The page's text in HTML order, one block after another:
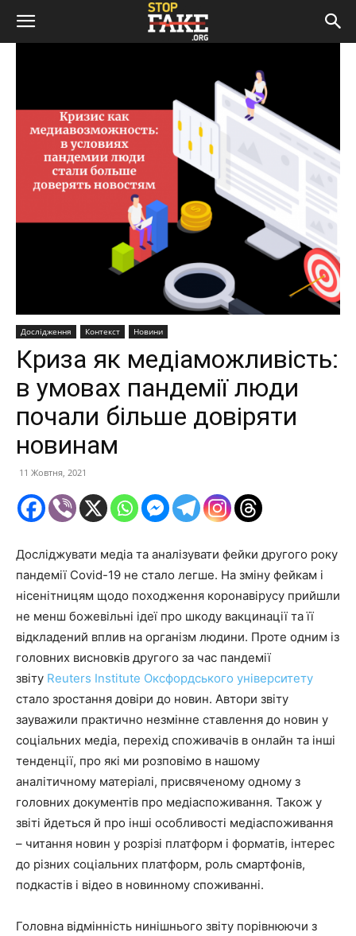
Дослідження Контекст Новини
Криза як медіаможливість:
в умовах пандемії люди
почали більше довіряти
новинам
11 Жовтня, 2021
Досліджувати медіа та аналізувати фейки другого року
пандемії Covid-19 не стало легше. На зміну фейкам і
нісенітницям щодо походження коронавірусу прийшли
не менш божевільні ідеї про шкоду вакцинації та її
відкладений вплив на організм людини. Проте одним із
головних висновків другого за час пандемії
звіту Reuters Institute Оксфордського університету
стало зростання довіри до новин. Автори звіту
зауважили практично незмінне ставлення до новин у
соціальних медіа, перехід споживачів в онлайн та інші
тенденції, про які ми розповімо в нашому
аналітичному матеріалі, присвяченому одному з
головних документів про медіаспоживання. Також у
звіті йдеться й про інші особливості медіаспоживання
– читання новин у розрізі платформ і форматів, інтерес
до різних соціальних платформ, роль смартфонів,
подкастів і відео в новинному споживанні.
Головна відмінність нинішнього звіту порівнюючи з